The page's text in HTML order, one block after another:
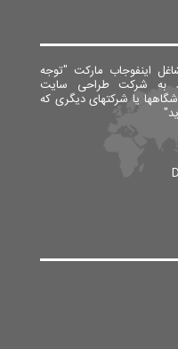
اینفوجاب مارکت "توجه
به شرکت طراحی سایت
یا شرکتهای دیگری که